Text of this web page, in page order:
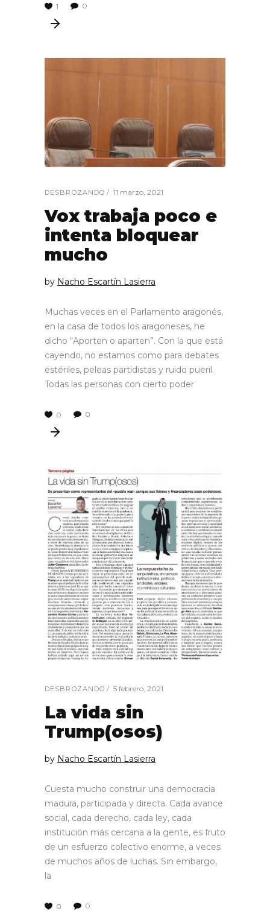
1 0
DESBROZANDO 11 marzo, 2021
Vox trabaja poco e
intenta bloquear
mucho
by Nacho Escartín Lasierra
Muchas veces en el Parlamento aragonés,
en la casa de todos los aragoneses, he
dicho “Aporten o aparten”. Con la que está
cayendo, no estamos como para debates
estériles, peleas partidistas y ruido pueril.
Todas las personas con cierto poder
0 0
DESBROZANDO 5 febrero, 2021
La vida sin
Trump(osos)
by Nacho Escartín Lasierra
Cuesta mucho construir una democracia
madura, participada y directa. Cada avance
social, cada derecho, cada ley, cada
institución más cercana a la gente, es fruto
de un esfuerzo colectivo enorme, a veces
de muchos años de luchas. Sin embargo,
la
0 0